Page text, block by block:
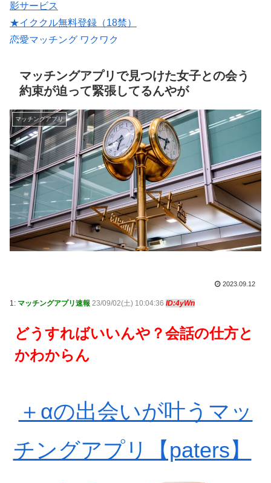
影サービス
★イククル無料登録（18禁）
恋愛マッチング ワクワク
会員数は国内最大級の180万人を突破！【paters】
マッチングアプリで見つけた女子との会う
約束が迫って緊張してるんやが
マッチングアプリ
2023.09.12
1: マッチングアプリ速報 23/09/02(土) 10:04:36 ID:4yWn
どうすればいいんや？会話の仕方と
かわからん
＋αの出会いが叶うマッ
チングアプリ【paters】